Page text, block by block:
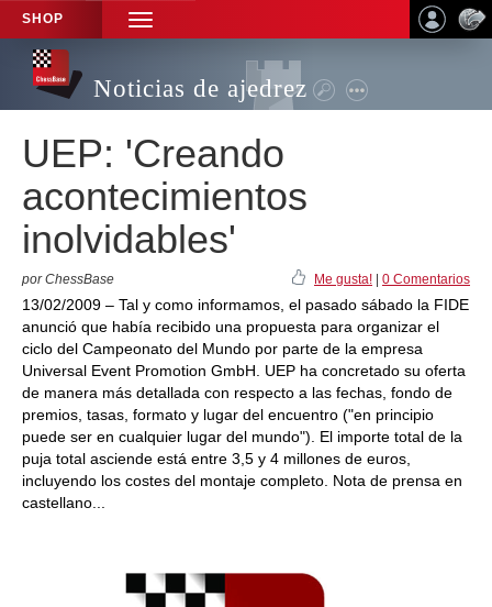
SHOP
TOGGLE
NAVIGATION
Noticias de ajedrez
UEP: 'Creando
acontecimientos
inolvidables'
por ChessBase Me gusta! 0 Comentarios
13/02/2009 – Tal y como informamos, el pasado sábado la FIDE
anunció que había recibido una propuesta para organizar el
ciclo del Campeonato del Mundo por parte de la empresa
Universal Event Promotion GmbH. UEP ha concretado su oferta
de manera más detallada con respecto a las fechas, fondo de
premios, tasas, formato y lugar del encuentro ("en principio
puede ser en cualquier lugar del mundo"). El importe total de la
puja total asciende está entre 3,5 y 4 millones de euros,
incluyendo los costes del montaje completo. Nota de prensa en
castellano...